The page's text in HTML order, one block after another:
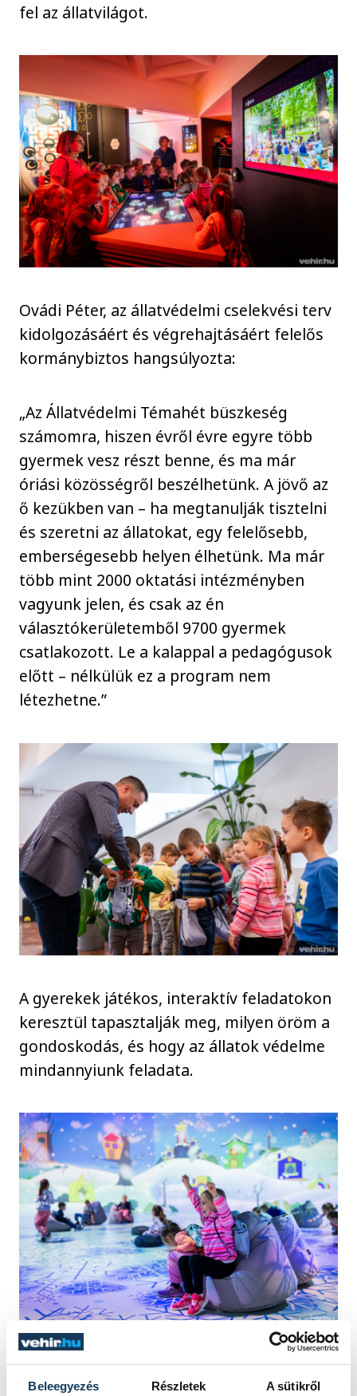
Beleegyezés Részletek A sütikről
fel az állatvilágot.
Ovádi Péter, az állatvédelmi cselekvési terv
kidolgozásáért és végrehajtásáért felelős
kormánybiztos hangsúlyozta:
„Az Állatvédelmi Témahét büszkeség
számomra, hiszen évről évre egyre több
gyermek vesz részt benne, és ma már
óriási közösségről beszélhetünk. A jövő az
ő kezükben van – ha megtanulják tisztelni
és szeretni az állatokat, egy felelősebb,
emberségesebb helyen élhetünk. Ma már
több mint 2000 oktatási intézményben
vagyunk jelen, és csak az én
választókerületemből 9700 gyermek
csatlakozott. Le a kalappal a pedagógusok
előtt – nélkülük ez a program nem
létezhetne.”
A gyerekek játékos, interaktív feladatokon
keresztül tapasztalják meg, milyen öröm a
gondoskodás, és hogy az állatok védelme
mindannyiunk feladata.
Európában nincs másik ország, ahol ilyen
átfogó program működne. Bár nálunk az